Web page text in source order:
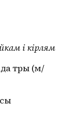
і кірлям
тры (м/